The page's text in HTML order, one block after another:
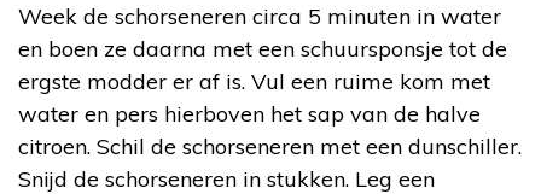
Week de schorseneren circa 5 minuten in water
en boen ze daarna met een schuursponsje tot de
ergste modder er af is. Vul een ruime kom met
water en pers hierboven het sap van de halve
citroen. Schil de schorseneren met een dunschiller.
Snijd de schorseneren in stukken. Leg een